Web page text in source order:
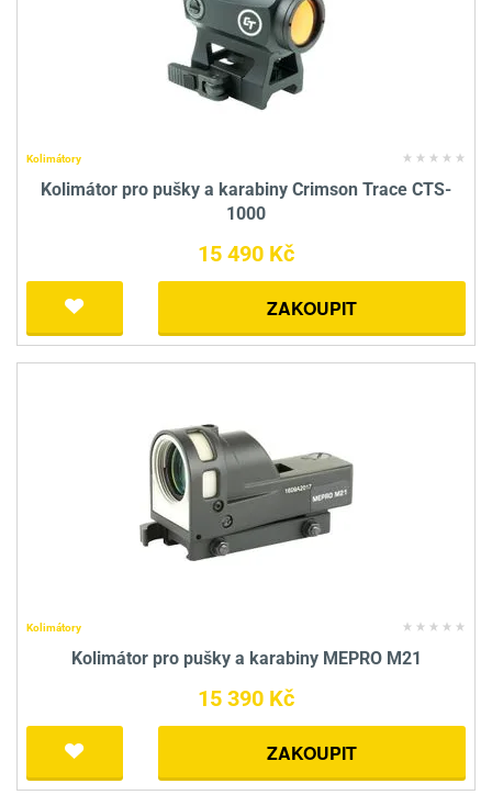
Kolimátory
Kolimátor pro pušky a karabiny Crimson Trace CTS-
1000
15 490 Kč
ZAKOUPIT
Kolimátory
Kolimátor pro pušky a karabiny MEPRO M21
15 390 Kč
ZAKOUPIT